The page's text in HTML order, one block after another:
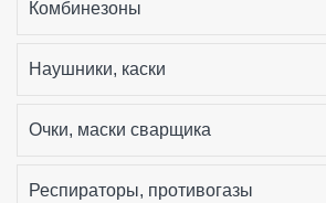
Комбинезоны
Наушники, каски
Очки, маски сварщика
Респираторы, противогазы